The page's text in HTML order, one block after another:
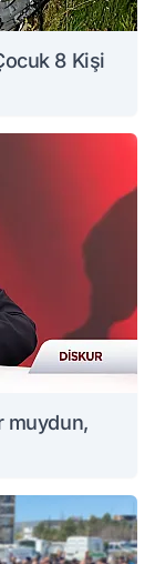
8 Kişi
muydun,